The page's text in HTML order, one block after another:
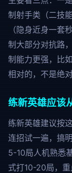
制射手类（二技
（隐身近身一套
制大部分对抗路
制能力更强，比
相对的，不是绝对
练新英雄应该
练新英雄建议按
连招试一遍，搞
5-10局人机熟悉
式打10-20局，